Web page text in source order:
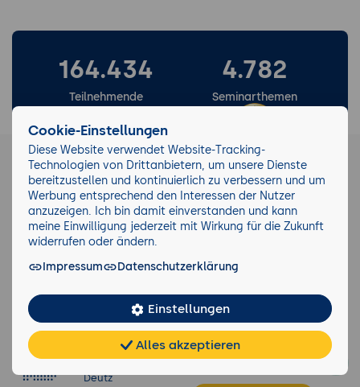
164.434
Teilnehmende
4.782
Seminarthemen
40.151
Durchgeführte
Seminare
21.348
eKomi Bewertungen
Seminarzentrum
Köln
Deutz
Keinen Trend verpassen!
Wir informieren Sie gerne über
aktuelle Entwicklungen und
Trends in der IT-Branche und
Teilen FAQ Cookies
Cookie-Einstellungen
Diese Website verwendet Website-Tracking-
Technologien von Drittanbietern, um unsere Dienste
bereitzustellen und kontinuierlich zu verbessern und um
Werbung entsprechend den Interessen der Nutzer
anzuzeigen. Ich bin damit einverstanden und kann
meine Einwilligung jederzeit mit Wirkung für die Zukunft
widerrufen oder ändern.
Impressum
Datenschutzerklärung
Einstellungen
Alles akzeptieren